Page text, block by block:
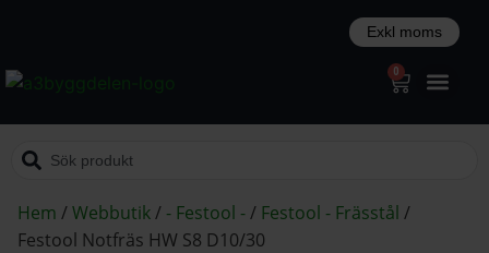
0
Hem /Webbutik/ - Festool -/ Festool - Frässtål /
Festool Notfräs HW S8 D10/30